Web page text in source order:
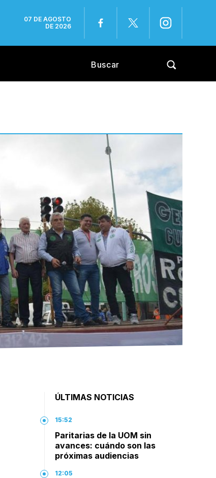
07 DE AGOSTO
DE 2026
ÚLTIMAS NOTICIAS
15:52
Paritarias de la UOM sin
avances: cuándo son las
próximas audiencias
12:05